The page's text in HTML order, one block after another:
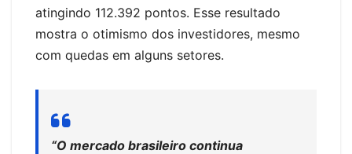
atingindo 112.392 pontos. Esse resultado
mostra o otimismo dos investidores, mesmo
com quedas em alguns setores.
“O mercado brasileiro continua